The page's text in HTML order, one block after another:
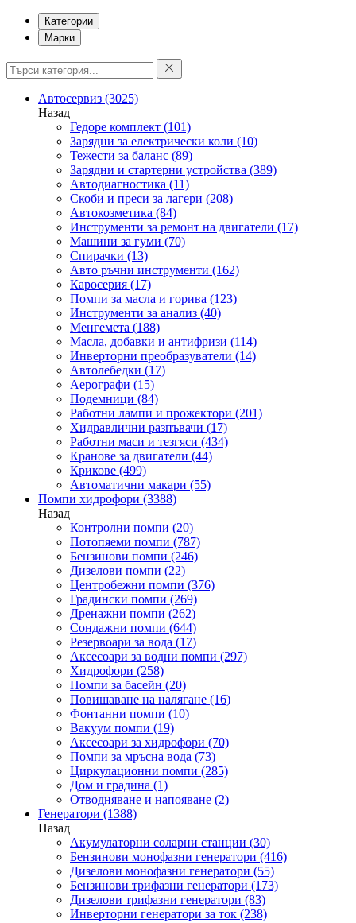
Категории
Марки
Автосервиз (3025)
Назад
Гедоре комплект (101)
Зарядни за електрически коли (10)
Тежести за баланс (89)
Зарядни и стартерни устройства (389)
Автодиагностика (11)
Скоби и преси за лагери (208)
Автокозметика (84)
Инструменти за ремонт на двигатели (17)
Машини за гуми (70)
Спирачки (13)
Авто ръчни инструменти (162)
Каросерия (17)
Помпи за масла и горива (123)
Инструменти за анализ (40)
Менгемета (188)
Масла, добавки и антифризи (114)
Инверторни преобразуватели (14)
Автолебедки (17)
Аерографи (15)
Подемници (84)
Работни лампи и прожектори (201)
Хидравлични разпъвачи (17)
Работни маси и тезгяси (434)
Кранове за двигатели (44)
Крикове (499)
Автоматични макари (55)
Помпи хидрофори (3388)
Назад
Контролни помпи (20)
Потопяеми помпи (787)
Бензинови помпи (246)
Дизелови помпи (22)
Центробежни помпи (376)
Градински помпи (269)
Дренажни помпи (262)
Сондажни помпи (644)
Резервоари за вода (17)
Аксесоари за водни помпи (297)
Хидрофори (258)
Помпи за басейн (20)
Повишаване на налягане (16)
Фонтанни помпи (10)
Вакуум помпи (19)
Аксесоари за хидрофори (70)
Помпи за мръсна вода (73)
Циркулационни помпи (285)
Дом и градина (1)
Отводняване и напояване (2)
Генератори (1388)
Назад
Акумулаторни соларни станции (30)
Бензинови монофазни генератори (416)
Дизелови монофазни генератори (55)
Бензинови трифазни генератори (173)
Дизелови трифазни генератори (83)
Инверторни генератори за ток (238)